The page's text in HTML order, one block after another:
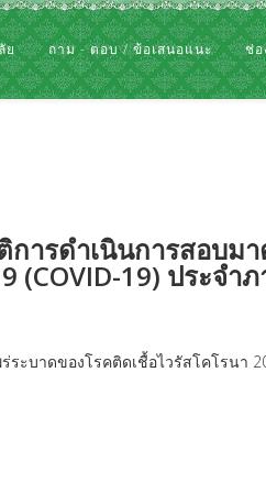
ย ถาม - ตอบ / ข้อเสนอแนะ ช่อ
ารดำเนินการสอบม
19) ประจำ
บาดของโรคติดเชื้อไวรัสโคโรนา